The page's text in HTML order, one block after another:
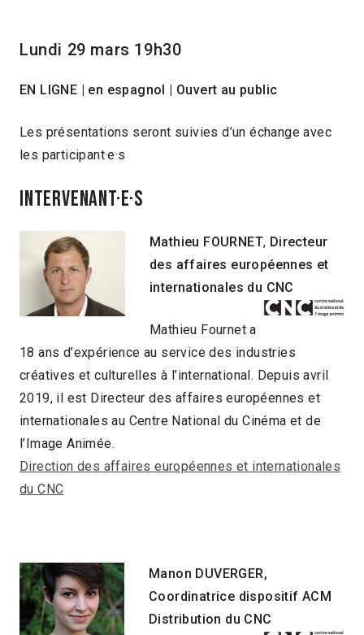
Lundi 29 mars 19h30
EN LIGNE | en espagnol | Ouvert au public
Les présentations seront suivies d’un échange avec
les participant·e·s
INTERVENANT·E·S
Mathieu FOURNET, Directeur
des affaires européennes et
internationales du CNC
Mathieu Fournet a
18 ans d’expérience au service des industries
créatives et culturelles à l’international. Depuis avril
2019, il est Directeur des affaires européennes et
internationales au Centre National du Cinéma et de
l’Image Animée.
Direction des affaires européennes et internationales
du CNC
Manon DUVERGER,
Coordinatrice dispositif ACM
Distribution du CNC